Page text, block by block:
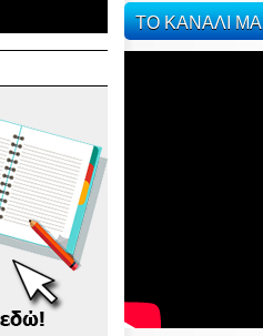
ΤΟ ΚΑΝΑΛΙ ΜΑΣ